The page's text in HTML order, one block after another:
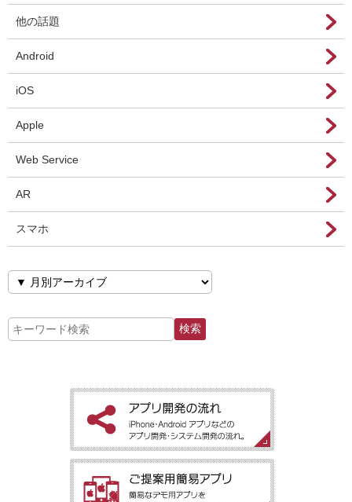
他の話題
Android
iOS
Apple
Web Service
AR
スマホ
［アプリ開発の流れ］iPhone・Android アプリなどのアプリ開
発・システム開発の流れ。